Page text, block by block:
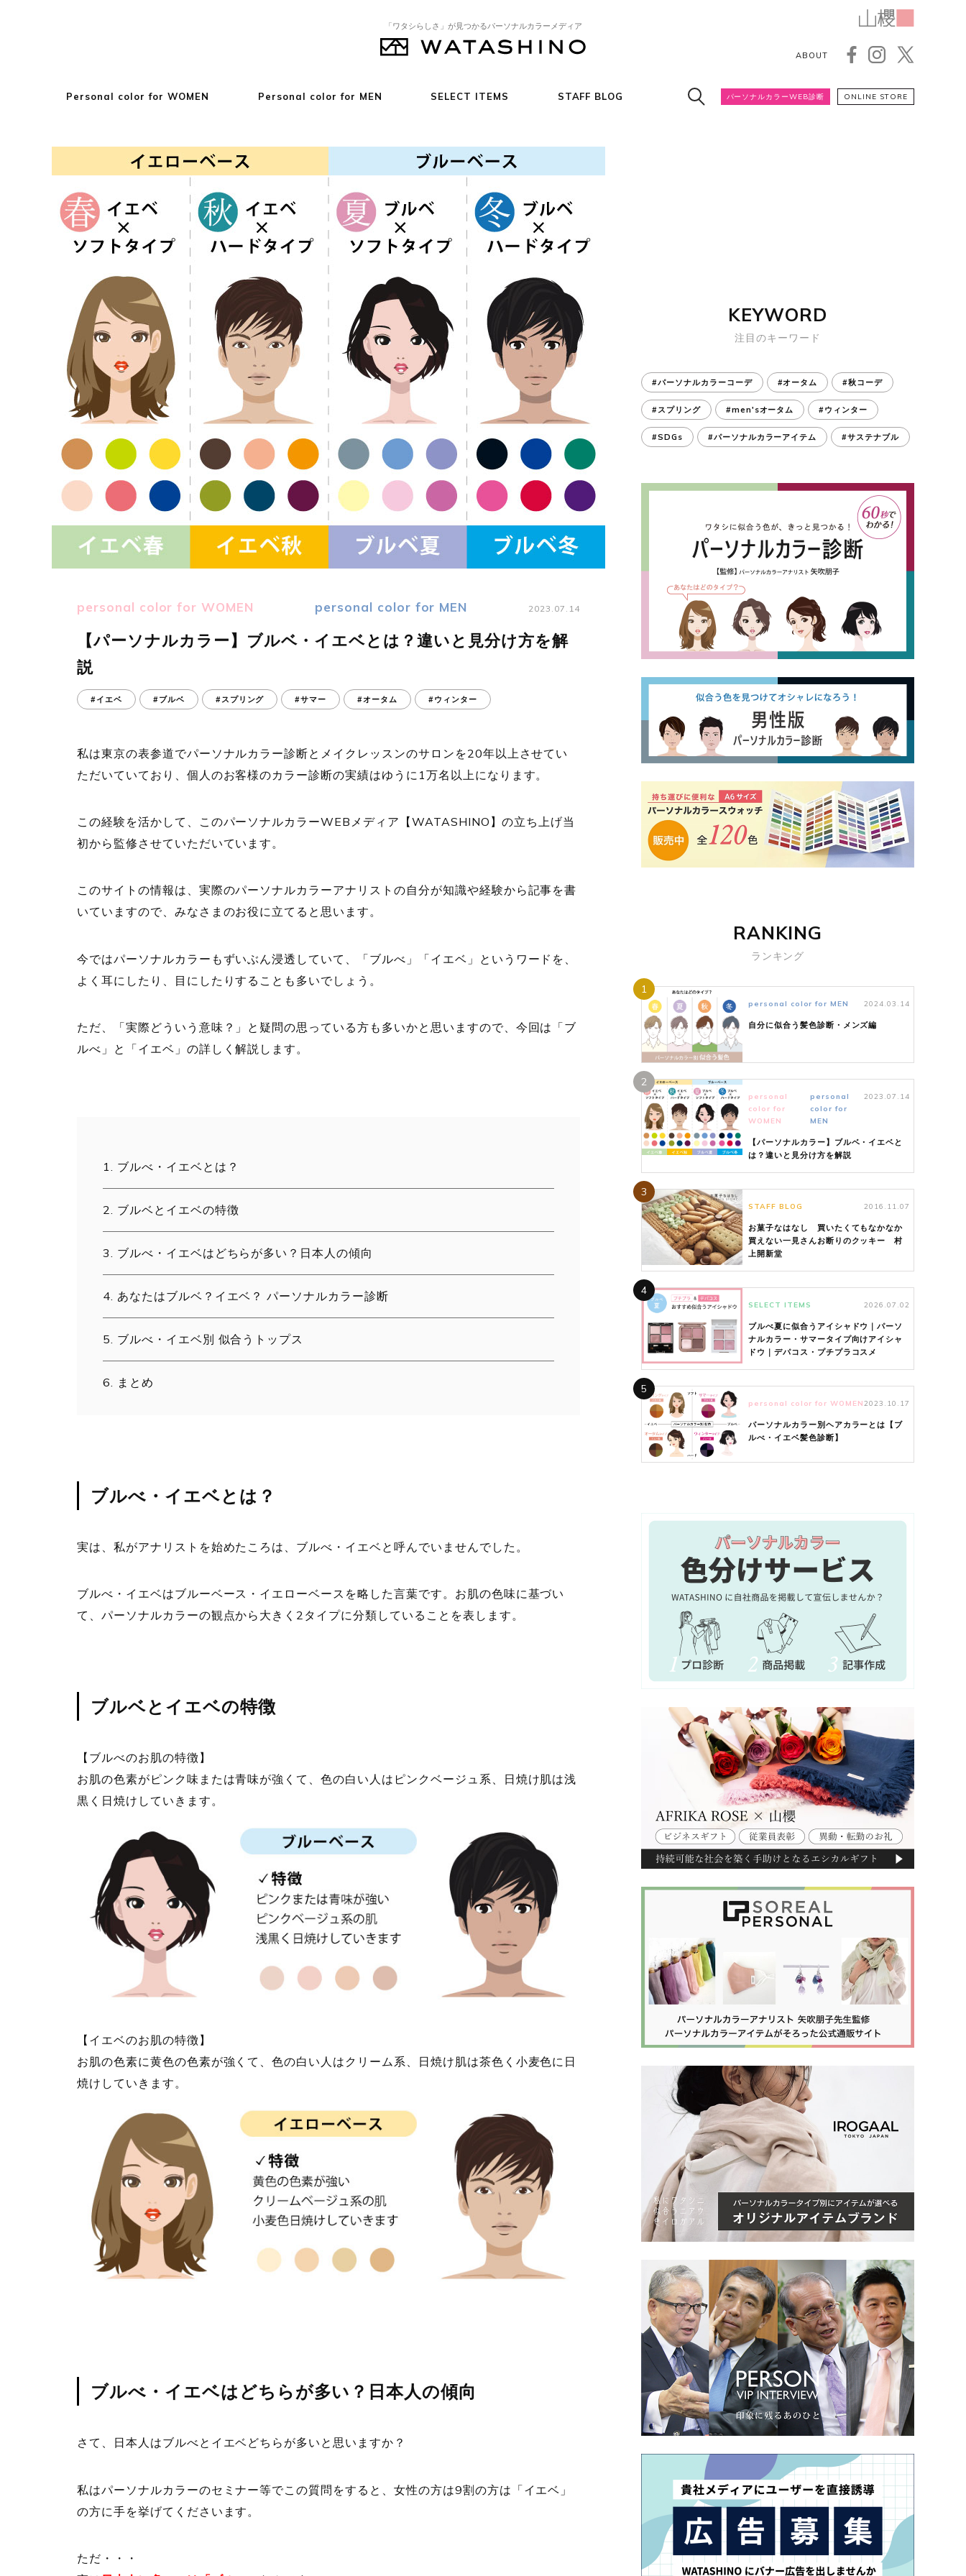
「ワタシらしさ」が見つかるパーソナルカラーメディア
ABOUT
Personal color for WOMEN Personal color for MEN SELECT ITEMS STAFF BLOG パーソナルカラーWEB診断 ONLINE STORE
personal color for WOMEN personal color for MEN 2023.07.14
【パーソナルカラー】ブルベ・イエベとは？違いと見分け方を解
説
#イエベ #ブルベ #スプリング #サマー #オータム #ウィンター
私は東京の表参道でパーソナルカラー診断とメイクレッスンのサロンを20年以上させてい
ただいていており、個人のお客様のカラー診断の実績はゆうに1万名以上になります。
この経験を活かして、このパーソナルカラーWEBメディア【WATASHINO】の立ち上げ当
初から監修させていただいています。
このサイトの情報は、実際のパーソナルカラーアナリストの自分が知識や経験から記事を書
いていますので、みなさまのお役に立てると思います。
今ではパーソナルカラーもずいぶん浸透していて、「ブルべ」「イエベ」というワードを、
よく耳にしたり、目にしたりすることも多いでしょう。
ただ、「実際どういう意味？」と疑問の思っている方も多いかと思いますので、今回は「ブ
ルべ」と「イエベ」の詳しく解説します。
ブルべ・イエベとは？
ブルベとイエベの特徴
ブルべ・イエベはどちらが多い？日本人の傾向
あなたはブルベ？イエベ？ パーソナルカラー診断
ブルべ・イエベ別 似合うトップス
まとめ
ブルべ・イエベとは？
実は、私がアナリストを始めたころは、ブルべ・イエベと呼んでいませんでした。
ブルべ・イエベはブルーベース・イエローベースを略した言葉です。お肌の色味に基づい
て、パーソナルカラーの観点から大きく2タイプに分類していることを表します。
ブルベとイエベの特徴
【ブルべのお肌の特徴】
お肌の色素がピンク味または青味が強くて、色の白い人はピンクベージュ系、日焼け肌は浅
黒く日焼けしていきます。
【イエベのお肌の特徴】
お肌の色素に黄色の色素が強くて、色の白い人はクリーム系、日焼け肌は茶色く小麦色に日
焼けしていきます。
ブルべ・イエベはどちらが多い？日本人の傾向
さて、日本人はブルべとイエベどちらが多いと思いますか？
私はパーソナルカラーのセミナー等でこの質問をすると、女性の方は9割の方は「イエベ」
の方に手を挙げてくださいます。
ただ・・・
KEYWORD
注目のキーワード
#パーソナルカラーコーデ #オータム #秋コーデ
#スプリング #men'sオータム #ウィンター
#SDGs #パーソナルカラーアイテム #サステナブル
RANKING
ランキング
1
personal color for MEN 2024.03.14
自分に似合う髪色診断・メンズ編
2
personal
color for
WOMEN
personal
color for
MEN
2023.07.14
【パーソナルカラー】ブルベ・イエベと
は？違いと見分け方を解説
3
STAFF BLOG 2016.11.07
お菓子なはなし 買いたくてもなかなか
買えない一見さんお断りのクッキー 村
上開新堂
4
SELECT ITEMS 2026.07.02
ブルべ夏に似合うアイシャドウ｜パーソ
ナルカラー・サマータイプ向けアイシャ
ドウ｜デパコス・プチプラコスメ
5
personal color for WOMEN2023.10.17
パーソナルカラー別ヘアカラーとは【ブ
ルべ・イエベ髪色診断】